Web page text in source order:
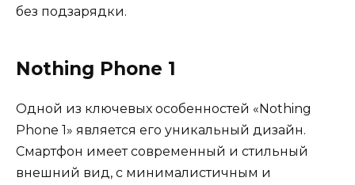
без подзарядки.
Nothing Phone 1
Одной из ключевых особенностей «Nothing
Phone 1» является его уникальный дизайн.
Смартфон имеет современный и стильный
внешний вид, с минималистичным и